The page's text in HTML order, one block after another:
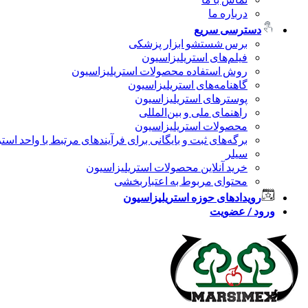
درباره ما
دسترسی سریع
برس شستشو ابزار پزشکی
فیلم‌های استریلیزاسیون
روش استفاده محصولات استریلیزاسیون
گاهنامه‌های استریلیزاسیون
پوسترهای استریلیزاسیون
راهنمای ملی و بین‌المللی
محصولات استریلیزاسیون
برگه‌های ثبت و بایگانی برای فرآیندهای مرتبط با واحد
سیلر
خرید آنلاین محصولات استریلیزاسیون
محتوای مربوط به اعتباربخشی
رویدادهای حوزه استریلیزاسیون
ورود / عضویت